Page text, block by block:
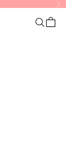
Search
Cart